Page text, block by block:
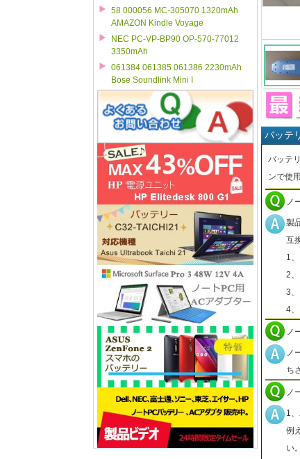
58 000056 MC-305070 1320mAh
AMAZON Kindle Voyage
NEC PC-VP-BP90 OP-570-77012
3350mAh
061384 061385 061386 2230mAh
Bose Soundlink Mini I
バッテ
バッテ
ンで使
ノ
製
互
1
2
3
4
ノ
ノ
ち
ノ
1
例
い。